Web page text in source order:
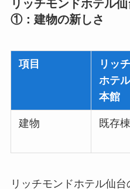
リッチモンドホテル
①：建物の新しさ
項目
リッ
ホテ
本館
建物 既存棟
リッチモンドホテル仙